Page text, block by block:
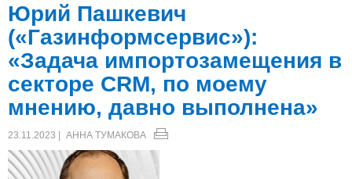
Юрий Пашкевич
(«Газинформсервис»):
«Задача импортозамещения в
секторе CRM, по моему
мнению, давно выполнена»
23.11.2023 | АННА ТУМАКОВА